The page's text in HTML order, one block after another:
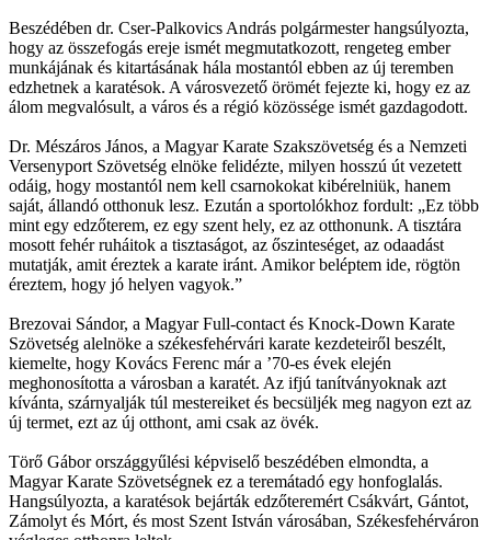
Beszédében dr. Cser-Palkovics András polgármester hangsúlyozta,
hogy az összefogás ereje ismét megmutatkozott, rengeteg ember
munkájának és kitartásának hála mostantól ebben az új teremben
edzhetnek a karatésok. A városvezető örömét fejezte ki, hogy ez az
álom megvalósult, a város és a régió közössége ismét gazdagodott.
Dr. Mészáros János, a Magyar Karate Szakszövetség és a Nemzeti
Versenyport Szövetség elnöke felidézte, milyen hosszú út vezetett
odáig, hogy mostantól nem kell csarnokokat kibérelniük, hanem
saját, állandó otthonuk lesz. Ezután a sportolókhoz fordult: „Ez több
mint egy edzőterem, ez egy szent hely, ez az otthonunk. A tisztára
mosott fehér ruháitok a tisztaságot, az őszinteséget, az odaadást
mutatják, amit éreztek a karate iránt. Amikor beléptem ide, rögtön
éreztem, hogy jó helyen vagyok.”
Brezovai Sándor, a Magyar Full-contact és Knock-Down Karate
Szövetség alelnöke a székesfehérvári karate kezdeteiről beszélt,
kiemelte, hogy Kovács Ferenc már a ’70-es évek elején
meghonosította a városban a karatét. Az ifjú tanítványoknak azt
kívánta, szárnyalják túl mestereiket és becsüljék meg nagyon ezt az
új termet, ezt az új otthont, ami csak az övék.
Törő Gábor országgyűlési képviselő beszédében elmondta, a
Magyar Karate Szövetségnek ez a teremátadó egy honfoglalás.
Hangsúlyozta, a karatésok bejárták edzőteremért Csákvárt, Gántot,
Zámolyt és Mórt, és most Szent István városában, Székesfehérváron